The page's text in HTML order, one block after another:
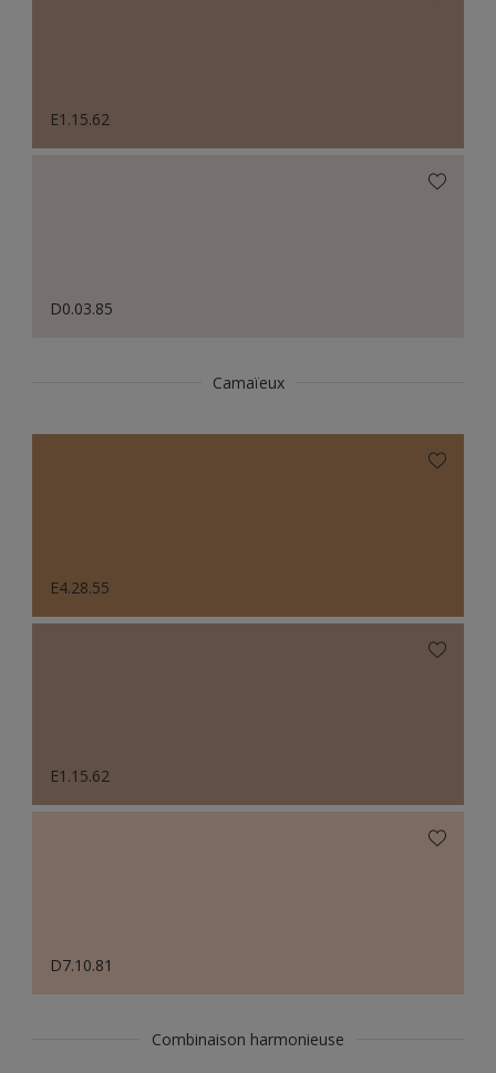
E1.15.62
D0.03.85
Camaïeux
E4.28.55
E1.15.62
D7.10.81
Combinaison harmonieuse